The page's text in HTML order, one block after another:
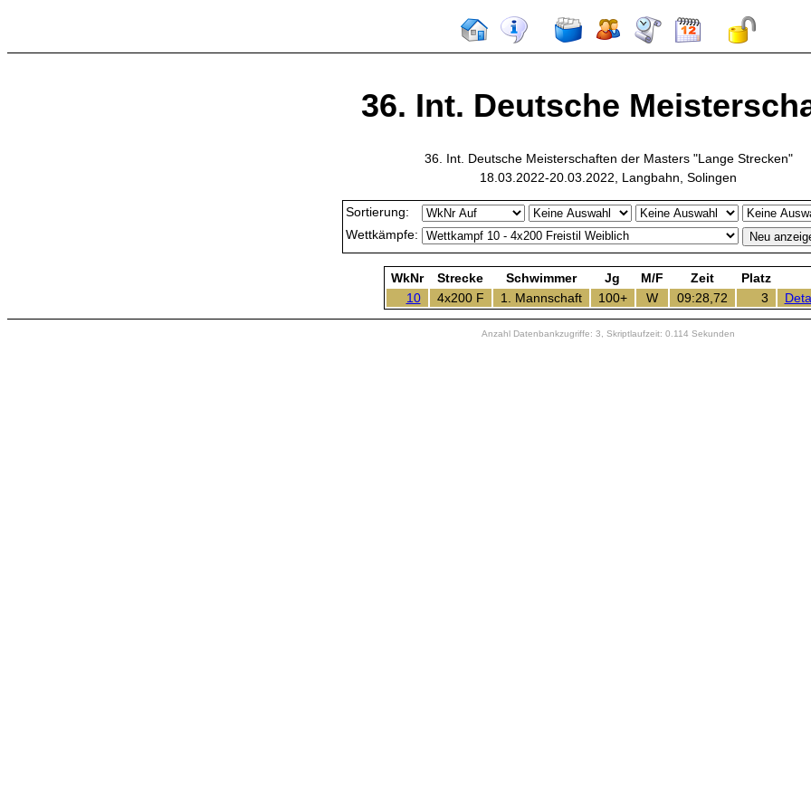
36. Int. Deutsche
36. Int. Deutsche Meisterschaften der Masters "Lange Strecken"
18.03.2022-20.03.2022, Langbahn, Solingen
Sortierung:
Wettkämpfe:
WkNr Strecke Schwimmer Jg M/F Zeit
Platz
10
4x200 F 1. Mannschaft 100+ W 09:28,72 3
Anzahl Datenbankzugriffe: 3, Skriptlaufzeit: 0.114 Sekunden